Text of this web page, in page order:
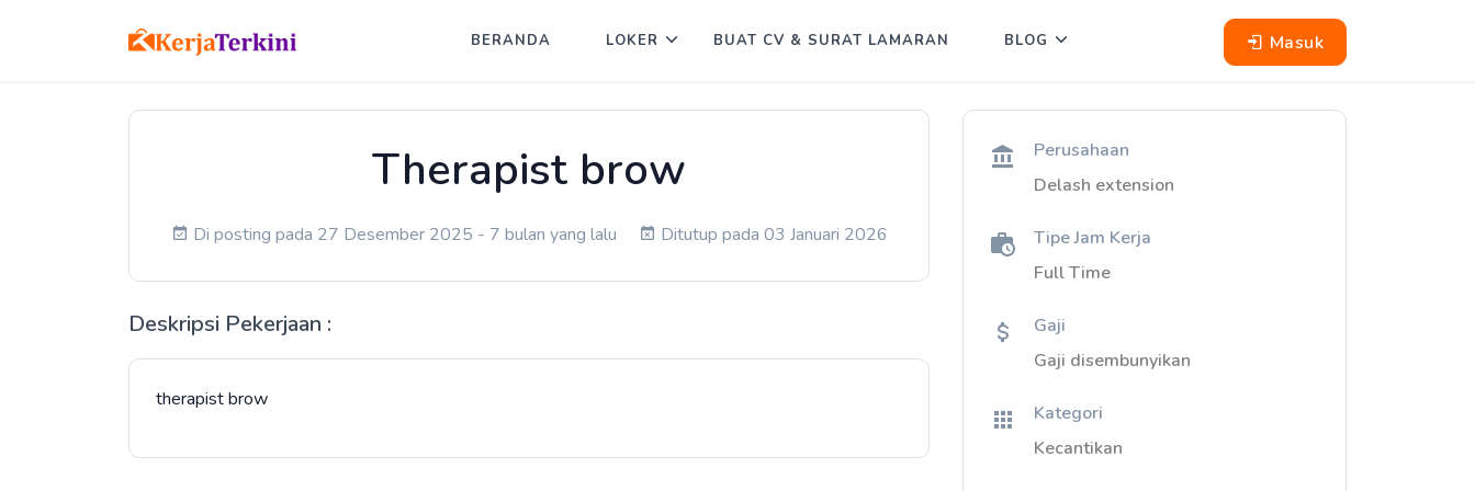
Masuk
BERANDA LOKER BUAT CV & SURAT LAMARAN BLOG
Therapist brow
Di posting pada 27 Desember 2025 - 7 bulan yang lalu Ditutup pada 03 Januari 2026
Deskripsi Pekerjaan :
therapist brow
Perusahaan
Delash extension
Tipe Jam Kerja
Full Time
Gaji
Gaji disembunyikan
Kategori
Kecantikan